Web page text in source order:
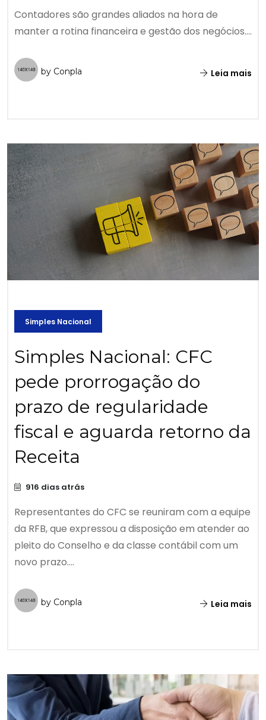
Contadores são grandes aliados na hora de
manter a rotina financeira e gestão dos negócios....
by Conpla Leia mais
Simples Nacional
Simples Nacional: CFC
pede prorrogação do
prazo de regularidade
fiscal e aguarda retorno da
Receita
916 dias atrás
Representantes do CFC se reuniram com a equipe
da RFB, que expressou a disposição em atender ao
pleito do Conselho e da classe contábil com um
novo prazo....
by Conpla Leia mais